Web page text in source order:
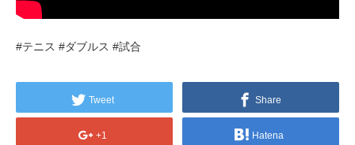
#テニス #ダブルス #試合
Tweet Share
+1 Hatena